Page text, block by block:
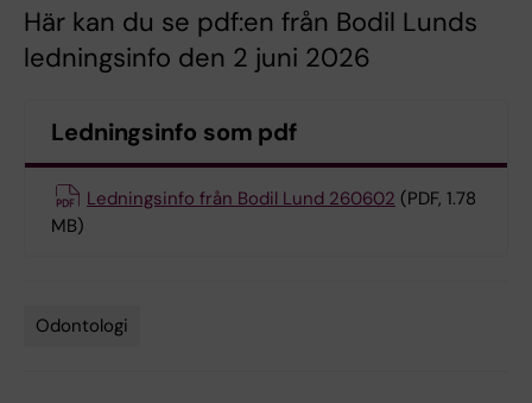
Här kan du se pdf:en från Bodil Lunds
ledningsinfo den 2 juni 2026
Ledningsinfo som pdf
Ledningsinfo från Bodil Lund 260602 (PDF, 1.78
MB)
Odontologi